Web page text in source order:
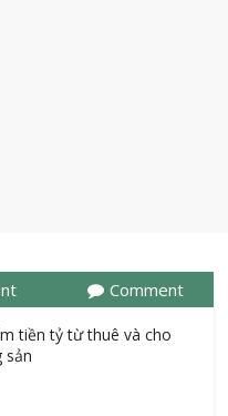
Comment
tiền tỷ từ thuê và cho
sản